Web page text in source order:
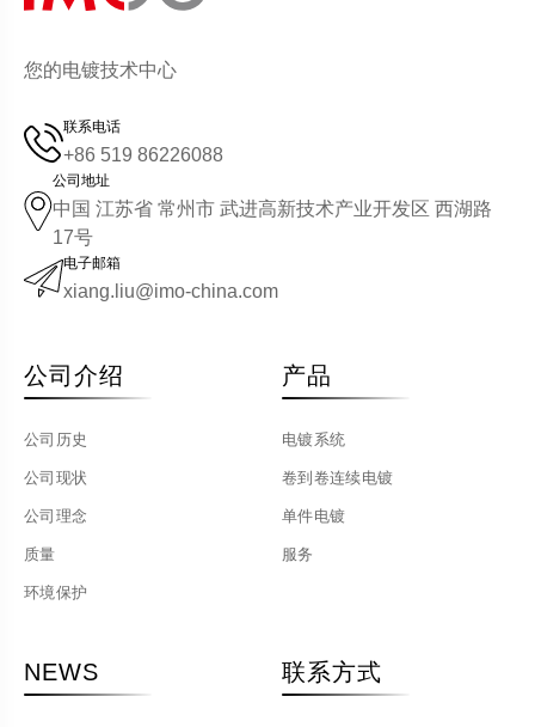
您的电镀技术中心
联系电话
+86 519 86226088
公司地址
中国 江苏省 常州市 武进高新技术产业开发区 西湖路
17号
电子邮箱
xiang.liu@imo-china.com
公司介绍
公司历史
公司现状
公司理念
质量
环境保护
产品
电镀系统
卷到卷连续电镀
单件电镀
服务
NEWS 联系方式